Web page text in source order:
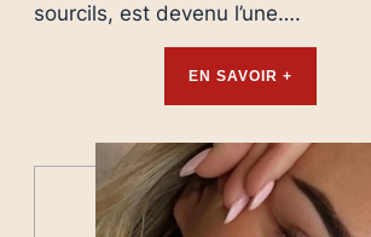
sourcils, est devenu l’une….
EN SAVOIR +